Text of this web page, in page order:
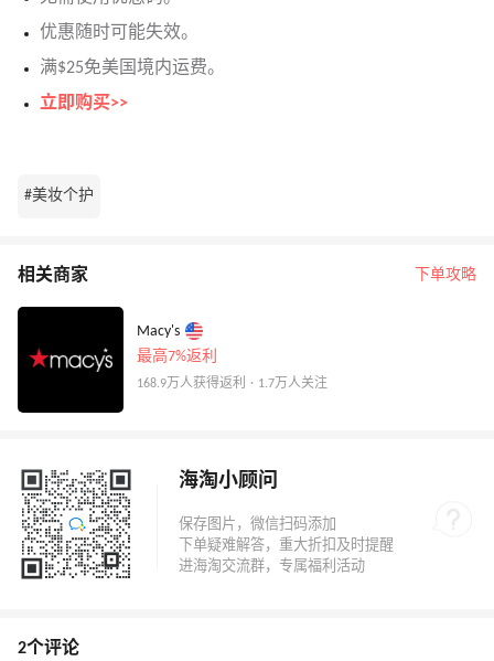
优惠随时可能失效。
满$25免美国境内运费。
立即购买>>
#美妆个护
相关商家 下单攻略
Macy's
最高7%返利
168.9万人获得返利 · 1.7万人关注
海淘小顾问
2个评论